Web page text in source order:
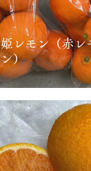
姫レモン（赤レ
ン）